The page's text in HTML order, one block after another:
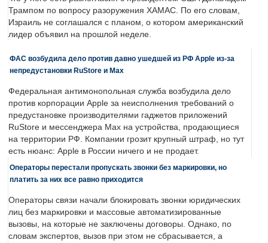
Трампом по вопросу разоружения ХАМАС. По его словам,
Израиль не соглашался с планом, о котором американский
лидер объявил на прошлой неделе.
ФАС возбудила дело против давно ушедшей из РФ Apple из-за
непредустановки RuStore и Max
Федеральная антимонопольная служба возбудила дело
против корпорации Apple за неисполнения требований о
предустановке производителями гаджетов приложений
RuStore и мессенджера Max на устройства, продающиеся
на территории РФ. Компании грозит крупный штраф, но тут
есть нюанс: Apple в России ничего и не продает.
Операторы перестали пропускать звонки без маркировки, но
платить за них все равно приходится
Операторы связи начали блокировать звонки юридических
лиц без маркировки и массовые автоматизированные
вызовы, на которые не заключены договоры. Однако, по
словам экспертов, вызов при этом не сбрасывается, а